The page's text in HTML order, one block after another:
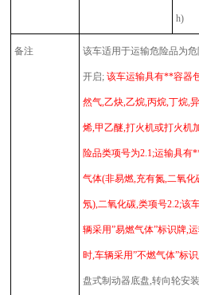
h)
备注 该车适用于运输危险品为
开启;该车运输具有**容器
然气,乙炔,乙烷,丙烷,丁烷,
烯,甲乙醚,打火机或打火机
险品类项号为2.1;运输具
气体(非易燃,充有氮,二氧
氖),二氧化碳,类项号2.2;该
辆采用”易燃气体”标识牌,
时,车辆采用”不燃气体”标
盘式制动器底盘,转向轮安